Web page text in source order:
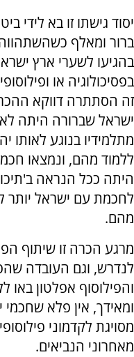
יסוד גישתו זו בא לידי
ברור ומאלף
בהגיעו לשערי ארץ
בפסיכולוגיה או
זה הסתתרה דווקא
ישראל שברורה היתה
מתלמידיו בנוגע לאותו
ללמוד מהם, ונמצאו חכמי
היתה ככל הנראה
לחכמת עם ישראל יותר
מהם.
מרגע הכרה זו שיתוף
לנדרש, וגם העובדה
והפילוסוף אפלטון באו
ומאידך, אין פלא
מסויגת לקדמוני
מאחרוני הנביאים.